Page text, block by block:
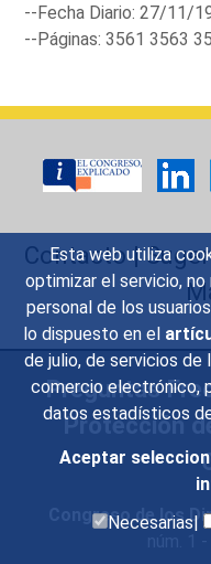
Esta web utiliza
optimizar el servicio,
personal de los
lo dispuesto en el
de julio, de servicios de
comercio electrónico,
datos estadísticos
Aceptar
Necesarias|
--Fecha Diario: 27/11/
--Páginas: 3561 3563
Contacto|
Preguntas
Protección
Congreso de los
núm.